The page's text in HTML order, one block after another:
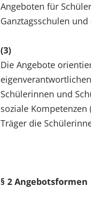
Angeboten für
Ganztagsschulen
(3)
Die Angebote
Schülerinnen und
soziale
Träger die
§ 2 Angebotsformen